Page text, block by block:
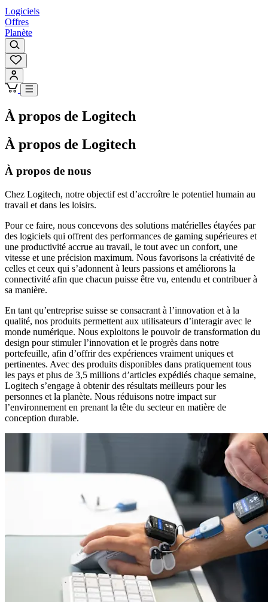
Logiciels
Offres
Planète
À propos de Logitech
À propos de Logitech
À propos de nous
Chez Logitech, notre objectif est d’accroître le potentiel humain au
travail et dans les loisirs.
Pour ce faire, nous concevons des solutions matérielles étayées par
des logiciels qui offrent des performances de gaming supérieures et
une productivité accrue au travail, le tout avec un confort, une
vitesse et une précision maximum. Nous favorisons la créativité de
celles et ceux qui s’adonnent à leurs passions et améliorons la
connectivité afin que chacun puisse être vu, entendu et contribuer à
sa manière.
En tant qu’entreprise suisse se consacrant à l’innovation et à la
qualité, nos produits permettent aux utilisateurs d’interagir avec le
monde numérique. Nous exploitons le pouvoir de transformation du
design pour stimuler l’innovation et le progrès dans notre
portefeuille, afin d’offrir des expériences vraiment uniques et
pertinentes. Avec des produits disponibles dans pratiquement tous
les pays et plus de 3,5 millions d’articles expédiés chaque semaine,
Logitech s’engage à obtenir des résultats meilleurs pour les
personnes et la planète. Nous réduisons notre impact sur
l’environnement en prenant la tête du secteur en matière de
conception durable.